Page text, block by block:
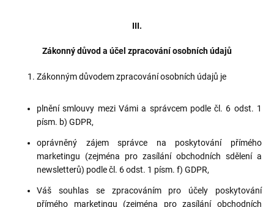
III.
Zákonný důvod a účel zpracování osobních údajů
Zákonným důvodem zpracování osobních údajů je
plnění smlouvy mezi Vámi a správcem podle čl. 6 odst. 1
písm. b) GDPR,
oprávněný zájem správce na poskytování přímého
marketingu (zejména pro zasílání obchodních sdělení a
newsletterů) podle čl. 6 odst. 1 písm. f) GDPR,
Váš souhlas se zpracováním pro účely poskytování
přímého marketingu (zejména pro zasílání obchodních